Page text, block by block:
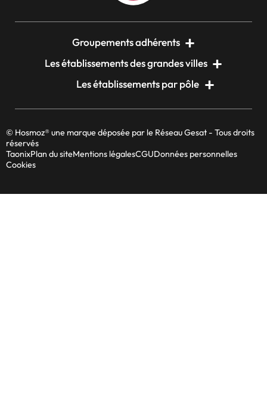
Groupements adhérents
Les établissements des grandes villes
Les établissements par pôle
© Hosmoz® une marque déposée par le Réseau Gesat - Tous droits
réservés
TaonixPlan du siteMentions légalesCGUDonnées personnelles
Cookies